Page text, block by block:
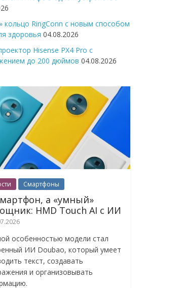
кольцо RingConn с новым способом
здоровья 04.08.2026
Hisense PX4 Pro с
до 200 дюймов 04.08.2026
Смартфоны
а «умный»
HMD Touch AI с ИИ
особенностью модели стал
ИИ Doubao, который умеет
текст, создавать
и организовывать